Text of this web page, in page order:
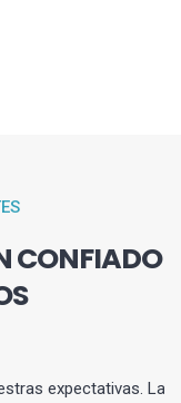
CONFIADO
expectativas. La